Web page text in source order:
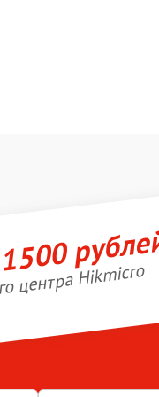
центра Hikmicro